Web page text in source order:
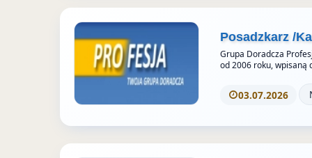
Posadzkarz /
Grupa Doradcza
od 2006 roku, wpisaną
03.07.2026